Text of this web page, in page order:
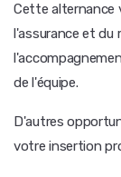
Cette alternance
l'assurance et du
de l'équipe.
D'autres
votre insertion